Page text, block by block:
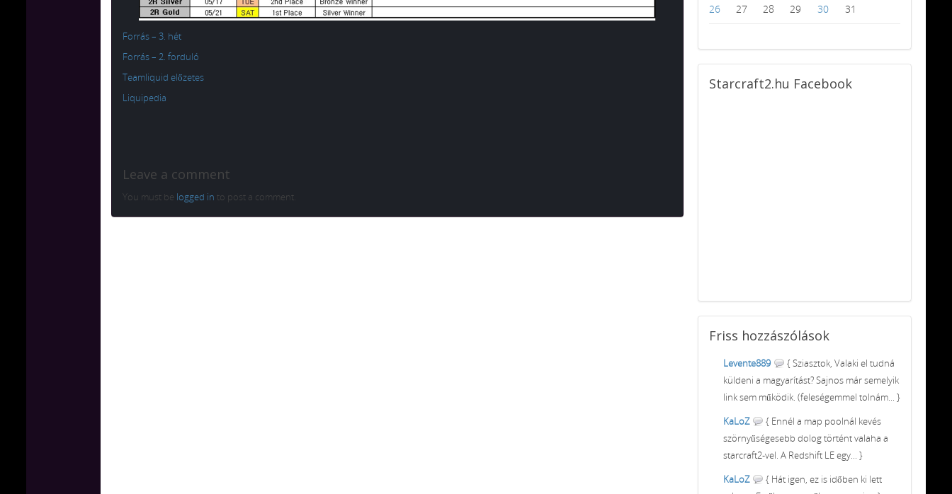
Forrás – 3. hét
Forrás – 2. forduló
Teamliquid előzetes
Liquipedia
Leave a comment
You must be logged in to post a comment.
26 27 28 29 30 31
Starcraft2.hu Facebook
Friss hozzászólások
Levente889
{ Sziasztok, Valaki el tudná
küldeni a magyarítást? Sajnos már semelyik
link sem működik. (feleségemmel tolnám... }
KaLoZ
{ Ennél a map poolnál kevés
szörnyűségesebb dolog történt valaha a
starcraft2-vel. A Redshift LE egy... }
KaLoZ
{ Hát igen, ez is időben ki lett